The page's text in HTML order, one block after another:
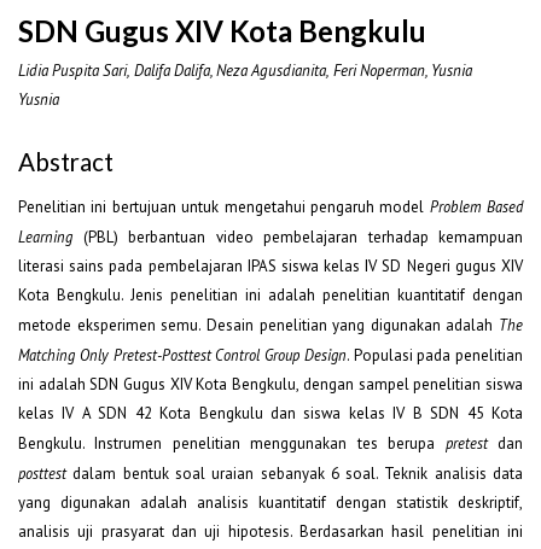
SDN Gugus XIV Kota Bengkulu
Lidia Puspita Sari, Dalifa Dalifa, Neza Agusdianita, Feri Noperman, Yusnia
Yusnia
Abstract
Penelitian ini bertujuan untuk mengetahui pengaruh model Problem Based
Learning (PBL) berbantuan video pembelajaran terhadap kemampuan
literasi sains pada pembelajaran IPAS siswa kelas IV SD Negeri gugus XIV
Kota Bengkulu. Jenis penelitian ini adalah penelitian kuantitatif dengan
metode eksperimen semu. Desain penelitian yang digunakan adalah The
Matching Only Pretest-Posttest Control Group Design. Populasi pada penelitian
ini adalah SDN Gugus XIV Kota Bengkulu, dengan sampel penelitian siswa
kelas IV A SDN 42 Kota Bengkulu dan siswa kelas IV B SDN 45 Kota
Bengkulu. Instrumen penelitian menggunakan tes berupa pretestdan
posttestdalam bentuk soal uraian sebanyak 6 soal. Teknik analisis data
yang digunakan adalah analisis kuantitatif dengan statistik deskriptif,
analisis uji prasyarat dan uji hipotesis. Berdasarkan hasil penelitian ini